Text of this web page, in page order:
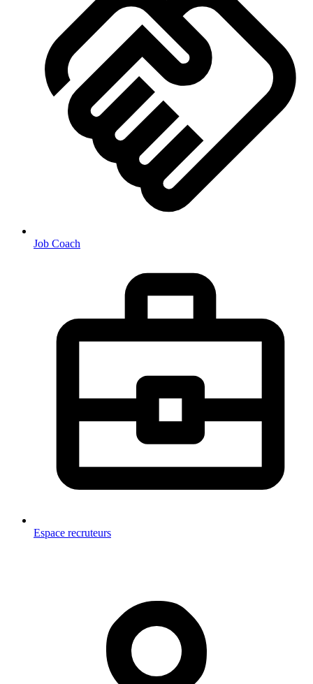
Job Coach
Espace recruteurs